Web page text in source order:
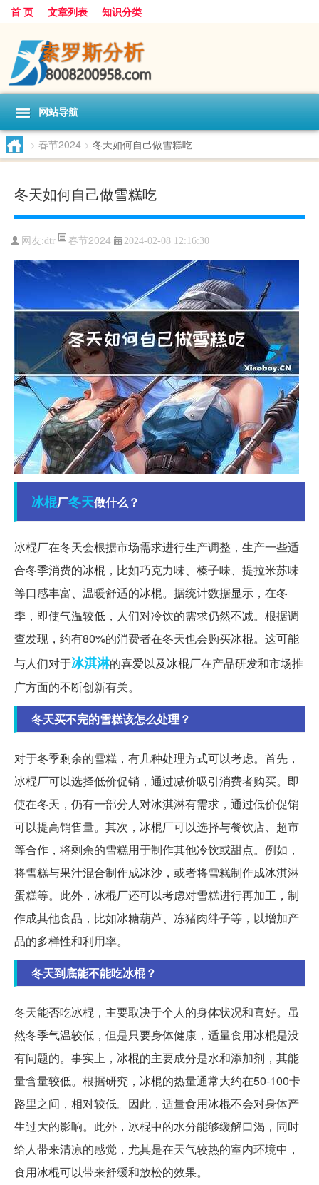
首 页 文章列表 知识分类
网站导航
> 春节2024 > 冬天如何自己做雪糕吃
冬天如何自己做雪糕吃
网友:dtr 春节2024 2024-02-08 12:16:30
冰棍厂冬天做什么？
冰棍厂在冬天会根据市场需求进行生产调整，生产一些适
合冬季消费的冰棍，比如巧克力味、榛子味、提拉米苏味
等口感丰富、温暖舒适的冰棍。据统计数据显示，在冬
季，即使气温较低，人们对冷饮的需求仍然不减。根据调
查发现，约有80%的消费者在冬天也会购买冰棍。这可能
与人们对于冰淇淋的喜爱以及冰棍厂在产品研发和市场推
广方面的不断创新有关。
冬天买不完的雪糕该怎么处理？
对于冬季剩余的雪糕，有几种处理方式可以考虑。首先，
冰棍厂可以选择低价促销，通过减价吸引消费者购买。即
使在冬天，仍有一部分人对冰淇淋有需求，通过低价促销
可以提高销售量。其次，冰棍厂可以选择与餐饮店、超市
等合作，将剩余的雪糕用于制作其他冷饮或甜点。例如，
将雪糕与果汁混合制作成冰沙，或者将雪糕制作成冰淇淋
蛋糕等。此外，冰棍厂还可以考虑对雪糕进行再加工，制
作成其他食品，比如冰糖葫芦、冻猪肉绊子等，以增加产
品的多样性和利用率。
冬天到底能不能吃冰棍？
冬天能否吃冰棍，主要取决于个人的身体状况和喜好。虽
然冬季气温较低，但是只要身体健康，适量食用冰棍是没
有问题的。事实上，冰棍的主要成分是水和添加剂，其能
量含量较低。根据研究，冰棍的热量通常大约在50-100卡
路里之间，相对较低。因此，适量食用冰棍不会对身体产
生过大的影响。此外，冰棍中的水分能够缓解口渴，同时
给人带来清凉的感觉，尤其是在天气较热的室内环境中，
食用冰棍可以带来舒缓和放松的效果。